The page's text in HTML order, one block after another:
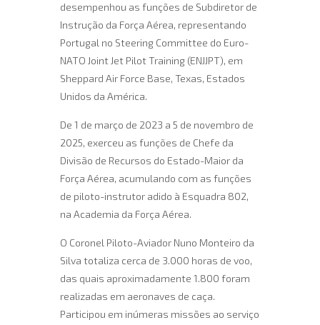
desempenhou as funções de Subdiretor de
Instrução da Força Aérea, representando
Portugal no Steering Committee do Euro-
NATO Joint Jet Pilot Training (ENJJPT), em
Sheppard Air Force Base, Texas, Estados
Unidos da América.
De 1 de março de 2023 a 5 de novembro de
2025, exerceu as funções de Chefe da
Divisão de Recursos do Estado-Maior da
Força Aérea, acumulando com as funções
de piloto-instrutor adido à Esquadra 802,
na Academia da Força Aérea.
O Coronel Piloto-Aviador Nuno Monteiro da
Silva totaliza cerca de 3.000 horas de voo,
das quais aproximadamente 1.800 foram
realizadas em aeronaves de caça.
Participou em inúmeras missões ao serviço